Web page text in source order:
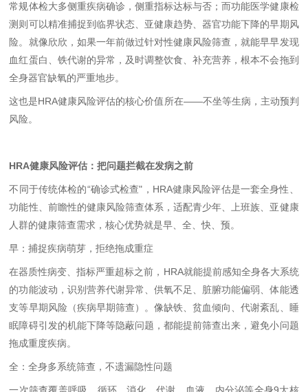
常规体检大多侧重疾病确诊，侧重指标达标与否；而功能医学健康检
测则可以精准捕捉到临界状态、亚健康趋势、器官功能下降的早期风
险。就像欣欣，如果一年前做过针对性健康风险筛查，就能早早发现
血红蛋白、铁代谢的异常，及时调整饮食、补充营养，根本不会拖到
全身器官缺氧的严重地步。
这也是HRA健康风险评估的核心价值所在——不坐等生病，主动预判
风险。
HRA健康风险评估：把问题拦截在发病之前
不同于传统体检的“确诊式检查" ， HRA健康风险评估是一套全身性、
功能性、前瞻性的健康风险筛查体系，适配青少年、上班族、亚健康
人群的健康筛查需求，核心优势就是早、全、快、预。
早：捕捉疾病萌芽，拒绝拖成重症
在器质性病变、指标严重超标之前， HRA就能提前感知全身各大系统
的功能波动，识别营养代谢异常、供氧不足、脏腑功能偏弱、体能透
支等早期风险（疾病早期筛查）。像缺铁、贫血倾向、代谢紊乱、睡
眠障碍引发的机能下降等隐蔽问题，都能提前筛查出来，避免小问题
拖成重度疾病。
全：全身多系统筛查，不遗漏隐性问题